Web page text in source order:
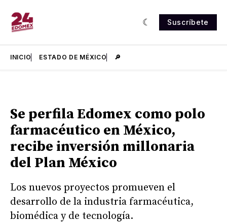
Suscríbete
INICIO ESTADO DE MÉXICO 🔎
Se perfila Edomex como polo
farmacéutico en México,
recibe inversión millonaria
del Plan México
Los nuevos proyectos promueven el
desarrollo de la industria farmacéutica,
biomédica y de tecnología.